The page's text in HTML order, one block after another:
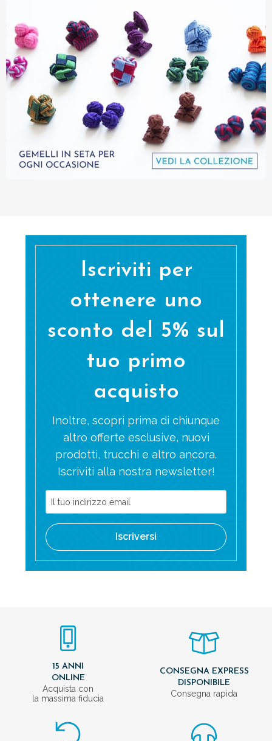
Iscriviti per
ottenere uno
sconto del 5% sul
tuo primo
acquisto
Inoltre, scopri prima di chiunque
altro offerte esclusive, nuovi
prodotti, trucchi e altro ancora.
Iscriviti alla nostra newsletter!
email
(richiesto)
Iscriversi
15 ANNI
ONLINE
Acquista con
la massima fiducia
CONSEGNA EXPRESS
DISPONIBILE
Consegna rapida